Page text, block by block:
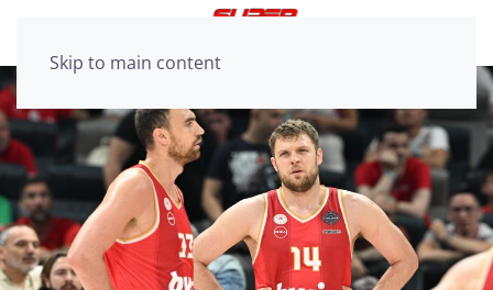
Skip to main content